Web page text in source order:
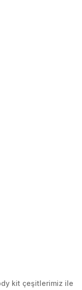
kit çeşitlerimiz ile